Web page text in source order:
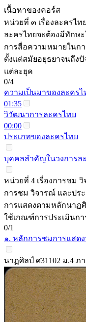
เนื้อหาของคอร์ส
หน่วยที่ ๓ เรื่องละครไทย
ละครไทยจะต้องมีทักษ
การสื่อความหมายในก
ตั้งแต่สมัยอยุธยาจนถึง
แต่ละยุค
0/4
ความเป็นมาของละครไ
01:35
วิวัฒนาการละครไทย
00:00
ประเภทของละครไทย
บุคคลสำคัญในวงการล
หน่วยที่ 4 เรื่องการชม
การชม วิจารณ์ และปร
การแสดงตามหลักนาฏ
ใช้เกณฑ์การประเมินกา
0/1
๑. หลักการชมการแสด
นาฏศิลป์ ศ31102 ม.4 ภ